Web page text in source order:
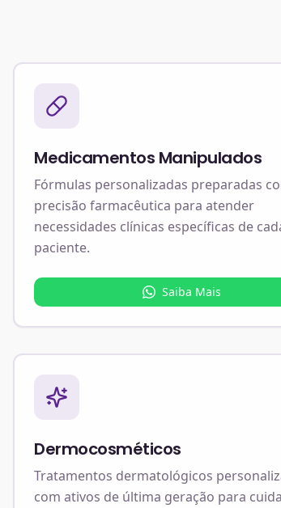
Medicamentos Manipulados
Fórmulas personalizadas preparadas
precisão farmacêutica para atender
necessidades clínicas específicas de
paciente.
Saiba Mais
Dermocosméticos
Tratamentos dermatológicos
com ativos de última geração para